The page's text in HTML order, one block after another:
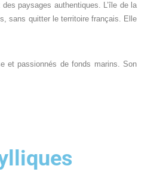
paysages authentiques. L’île de la
sans quitter le territoire français. Elle
et passionnés de fonds marins. Son